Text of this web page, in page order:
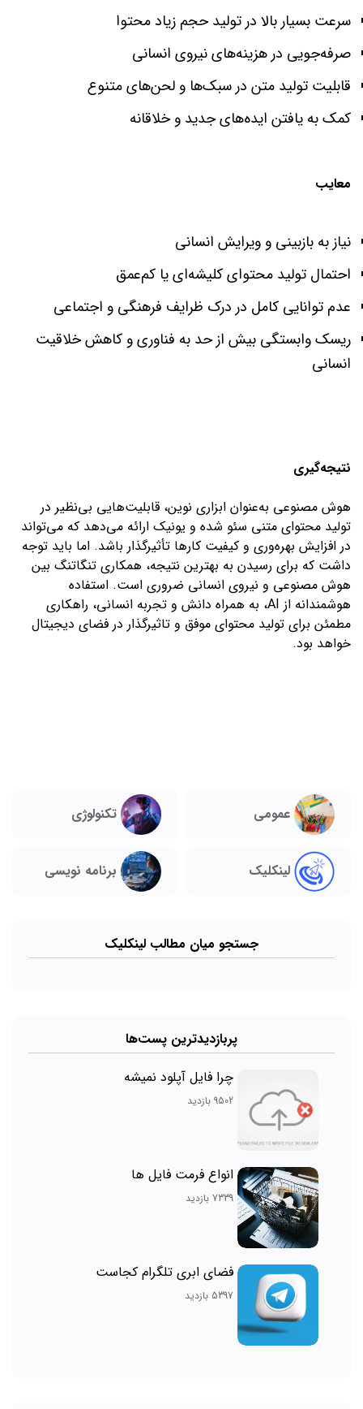
سرعت بسیار بالا در تولید حجم زیاد محتوا
صرفه‌جویی در هزینه‌های نیروی انسانی
قابلیت تولید متن در سبک‌ها و لحن‌های متنوع
کمک به یافتن ایده‌های جدید و خلاقانه
معایب
نیاز به بازبینی و ویرایش انسانی
احتمال تولید محتوای کلیشه‌ای یا کم‌عمق
عدم توانایی کامل در درک ظرایف فرهنگی و اجتماعی
ریسک وابستگی بیش از حد به فناوری و کاهش خلاقیت
انسانی
نتیجه‌گیری
هوش مصنوعی به‌عنوان ابزاری نوین، قابلیت‌هایی بی‌نظیر در
تولید محتوای متنی سئو شده و یونیک ارائه می‌دهد که می‌تواند
در افزایش بهره‌وری و کیفیت کارها تأثیرگذار باشد. اما باید توجه
داشت که برای رسیدن به بهترین نتیجه، همکاری تنگاتنگ بین
هوش مصنوعی و نیروی انسانی ضروری است. استفاده
هوشمندانه از AI، به همراه دانش و تجربه انسانی، راهکاری
مطمئن برای تولید محتوای موفق و تاثیرگذار در فضای دیجیتال
خواهد بود.
عمومی تکنولوژی
لینکلیک برنامه نویسی
جستجو میان مطالب لینکلیک
پربازدیدترین پست‌ها
چرا فایل آپلود نمیشه
9502 بازدید
انواع فرمت فایل ها
7339 بازدید
فضای ابری تلگرام کجاست
5397 بازدید